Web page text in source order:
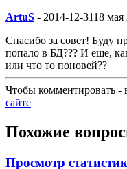
ArtuS - 2014-12-3118 мая
Спасибо за совет! Буду
попало в БД??? И еще,
или что то поновей??
Чтобы комментировать -
сайте
Похожие
Просмотр